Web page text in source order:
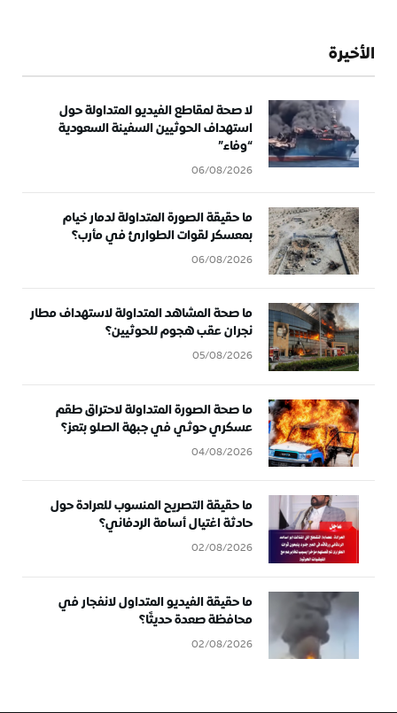
الأخيرة
لا صحة لمقاطع الفيديو المتداولة حول
استهداف الحوثيين السفينة السعودية
“وفاء”
06/08/2026
ما حقيقة الصورة المتداولة لدمار خيام
بمعسكر لقوات الطوارئ في مأرب؟
06/08/2026
ما صحة المشاهد المتداولة لاستهداف مطار
نجران عقب هجوم للحوثيين؟
05/08/2026
ما صحة الصورة المتداولة لاحتراق طقم
عسكري حوثي في جبهة الصلو بتعز؟
04/08/2026
ما حقيقة التصريح المنسوب للعرادة حول
حادثة اغتيال أسامة الردفاني؟
02/08/2026
ما حقيقة الفيديو المتداول لانفجار في
محافظة صعدة حديثًا؟
02/08/2026